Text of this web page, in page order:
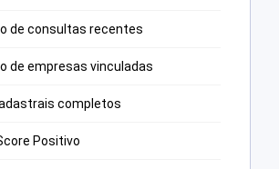
de consultas recentes
de empresas vinculadas
completos
Positivo